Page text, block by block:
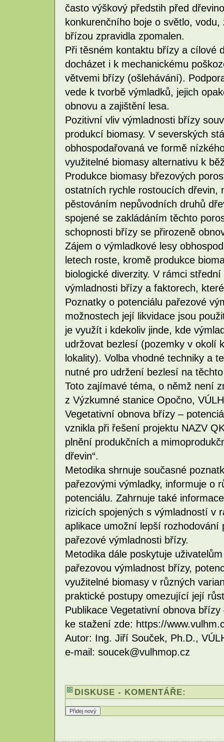
často výškový předstih před
konkurenčního boje o světlo,
břízou zpravidla zpomalen.
Při těsném kontaktu břízy a cílové
docházet i k mechanickému
větvemi břízy (ošlehávání).
vede k tvorbě výmladků, jejich
obnovu a zajištění lesa.
Pozitivní vliv výmladnosti břízy
produkcí biomasy. V severských
obhospodařovaná ve formě
využitelné biomasy alternativu k
Produkce biomasy březových
ostatních rychle rostoucích dřevin,
pěstováním nepůvodních druhů
spojené se zakládáním těchto
schopnosti břízy se přirozeně
Zájem o výmladkové lesy
letech roste, kromě produkce
biologické diverzity. V rámci
výmladnosti břízy a faktorech,
Poznatky o potenciálu pařezové
možnostech její likvidace jsou
je využít i kdekoliv jinde, kde
udržovat bezlesí (pozemky v okolí
lokality). Volba vhodné techniky a
nutné pro udržení bezlesí na
Toto zajímavé téma, o němž není
z Výzkumné stanice Opočno,
Vegetativní obnova břízy –
vznikla při řešení projektu NAZV
plnění produkčních a
dřevin“.
Metodika shrnuje současné
pařezovými výmladky, informuje o
potenciálu. Zahrnuje také
rizicích spojených s výmladností v
aplikace umožní lepší
pařezové výmladnosti břízy.
Metodika dále poskytuje
pařezovou výmladnost břízy,
využitelné biomasy v různých
praktické postupy omezující její
Publikace Vegetativní obnova
ke stažení zde: https://
Autor: Ing. Jiří Souček, Ph.D.,
e-mail: soucek@vulhmop.cz
DISKUSE - KOMENTÁŘE: